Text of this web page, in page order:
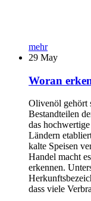
mehr
29 May
Woran
Olivenöl gehört
Bestandteilen
das
Ländern
kalte Speisen
Handel macht
erkennen.
dass viele